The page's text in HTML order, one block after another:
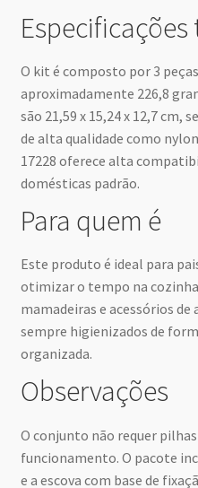
Especificações
O kit é composto por 3
aproximadamente 226,8
são 21,59 x 15,24 x 12,7 cm,
de alta qualidade como
17228 oferece alta
domésticas padrão.
Para quem é
Este produto é ideal para
otimizar o tempo na
mamadeiras e acessórios
sempre higienizados de
organizada.
Observações
O conjunto não requer
funcionamento. O pacote
e a escova com base de